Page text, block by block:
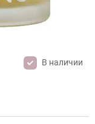
В наличии